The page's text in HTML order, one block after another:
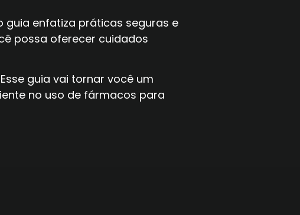
guia enfatiza práticas seguras e
possa oferecer cuidados
Esse guia vai tornar você um
no uso de fármacos para